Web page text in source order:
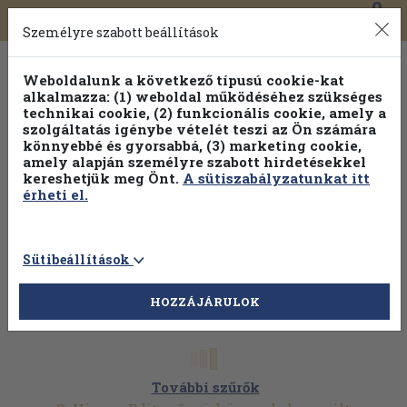
Toggle
navigation
0
Válogasson több mint 1.000.000 kiadványunk közül
100% kedvezménnyel!
További szűrők
Személyre szabott beállítások
Weboldalunk a következő típusú cookie-kat
alkalmazza: (1) weboldal működéséhez szükséges
technikai cookie, (2) funkcionális cookie, amely a
szolgáltatás igénybe vételét teszi az Ön számára
könnyebbé és gyorsabbá, (3) marketing cookie,
amely alapján személyre szabott hirdetésekkel
kereshetjük meg Önt. A sütiszabályzatunkat itt
érheti el.
Sütibeállítások
HOZZÁJÁRULOK